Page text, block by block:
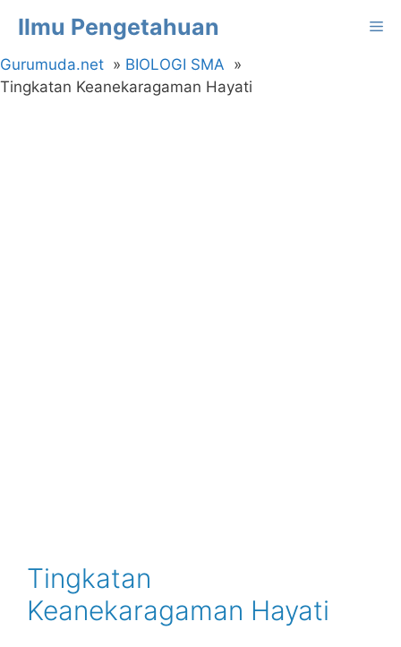
isi
Ilmu Pengetahuan
Gurumuda.net
BIOLOGI SMA
Tingkatan Keanekaragaman Hayati
Tingkatan
Keanekaragaman Hayati